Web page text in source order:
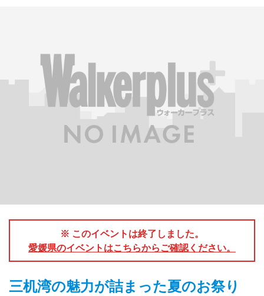
※ このイベントは終了しました。
愛媛県のイベントはこちらからご確認ください。
三机湾の魅力が詰まった夏のお祭り